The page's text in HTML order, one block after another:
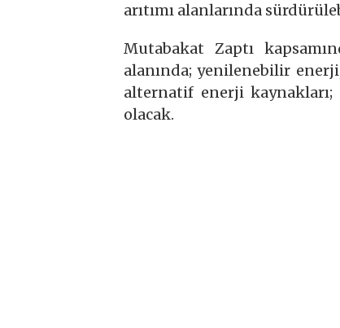
arıtımı alanlarında
Mutabakat Zaptı
alanında; yenilenebilir
alternatif enerji kaynakları;
olacak.